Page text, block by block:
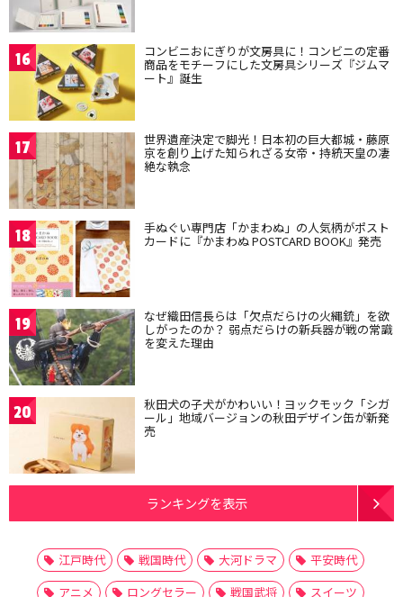
16 コンビニおにぎりが文房具に！コンビニの定番
商品をモチーフにした文房具シリーズ『ジムマ
ート』誕生
17 世界遺産決定で脚光！日本初の巨大都城・藤原
京を創り上げた知られざる女帝・持統天皇の凄
絶な執念
18 手ぬぐい専門店「かまわぬ」の人気柄がポスト
カードに『かまわぬ POSTCARD BOOK』発売
19 なぜ織田信長らは「欠点だらけの火縄銃」を欲
しがったのか？ 弱点だらけの新兵器が戦の常識
を変えた理由
20 秋田犬の子犬がかわいい！ヨックモック「シガ
ール」地域バージョンの秋田デザイン缶が新発
売
ランキングを表示
江戸時代 戦国時代 大河ドラマ
平安時代
アニメ
ロングセラー 戦国武将
スイーツ